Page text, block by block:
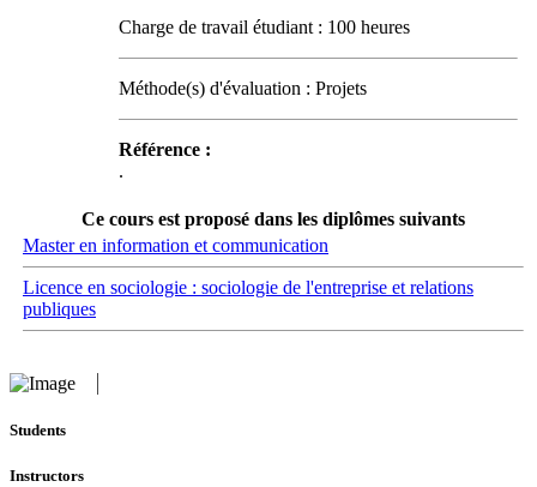
Charge de travail étudiant : 100 heures
Méthode(s) d'évaluation : Projets
Référence :
.
Ce cours est proposé dans les diplômes suivants
Master en information et communication
Licence en sociologie : sociologie de l'entreprise et relations
publiques
Students
Instructors